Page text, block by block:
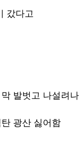
갔다고
발벗고 나설려나
광산 싫어함